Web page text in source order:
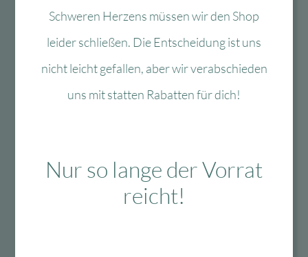
Mo-Fr: 10:00 – 13:00 Uhr
Schweren Herzens müssen wir den Shop
leider schließen. Die Entscheidung ist uns
nicht leicht gefallen, aber wir verabschieden
uns mit statten Rabatten für dich!
Nur so lange der Vorrat
reicht!